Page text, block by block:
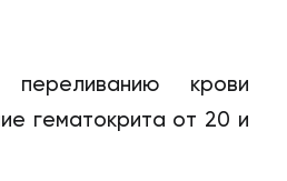
переливанию крови
гематокрита от 20 и